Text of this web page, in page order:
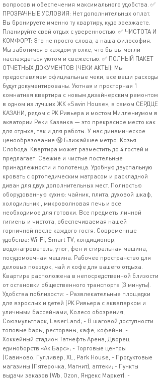
вопросов и обеспечения максимального удобства. ✅
ПРОЗРАЧНЫЕ УСЛОВИЯ: Нет дополнительных оплат.
Вы бронируете именно ту квартиру, куда заезжаете.
Планируйте свой отдых с уверенностью. ✅ ЧИСТОТА И
КОМФОРТ: Это не просто слова, а наша философия.
Мы заботимся о каждом уголке, что бы вы могли
наслаждаться уютом и свежестью. ✅ ПОЛНЫЙ ПАКЕТ
ОТЧЕТНЫХ ДОКУМЕНТОВ (ЧЕКИ АКТЫ): Мы
предоставляем официальные чеки, все ваши расходы
будут документированы. Уютная и просторная 1
комнатная квартира с новым дизайнерским ремонтом
в одном из лучших ЖК «Savin House», в самом СЕРДЦЕ
КАЗАНИ, рядом с РК Ривьера и мостом Миллениумом в
акватории Реки Казанка — это прекрасное место как
для отдыха, так и для работы. У нас динамическое
ценообразование Ⓜ️ Ближайшее метро: Козья
Слобода. Квартира может разместить до 4 гостей и
предлагает: Свежие и чистые постельные
принадлежности и полотенца. Удобную двуспальную
кровать с ортопедическим матрасом и раскладной
диван для двух дополнительных мест. Полностью
оборудованную кухню: чайник, плита, духовой шкаф,
холодильник , микроволновая печь и всё
необходимое для готовки. Все предметы личной
гигиены и чистота, обеспечиваемая нашей
горничной после каждого гостя. Современные
удобства: Wi-Fi, Smart TV, кондиционер,
водонагреватель, утюг, фен и стиральная машина,
посудомоечная машина. Рабочее пространство для
деловых поездок, чай и кофе для вашего отдыха.
Квартира расположена в непосредственной близости
от остановки общественного транспорта (3 минуты).
Удобства поблизости: - Развлекательные площадки
для взрослых и детей (РК Ривьера с аквапарком и
уличными бассейнами, Колесо обозрения,
Союзмультпарк, LaserLand; - В шаговой доступности
топовые бары, рестораны, кафе, кофейни; -
Хоккейный стадион Татнефть Арена, Дворец
единоборств «Ак Барс»; - Торговые центры
(Савиново, Гулливер, XL, Park House, - Продуктовые
магазины (Пятерочка, Магнит), аптеки; - Пункты
выдачи заказов (Wb, Ozon, Яндекс Маркет); -